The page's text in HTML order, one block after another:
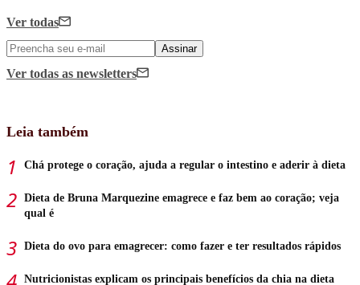
Ver todas
Assinar
Ver todas as newsletters
Leia também
Chá protege o coração, ajuda a regular o intestino e aderir à dieta
Dieta de Bruna Marquezine emagrece e faz bem ao coração; veja
qual é
Dieta do ovo para emagrecer: como fazer e ter resultados rápidos
Nutricionistas explicam os principais benefícios da chia na dieta